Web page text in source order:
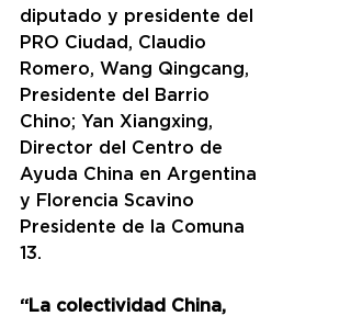
diputado y presidente del
PRO Ciudad, Claudio
Romero, Wang Qingcang,
Presidente del Barrio
Chino; Yan Xiangxing,
Director del Centro de
Ayuda China en Argentina
y Florencia Scavino
Presidente de la Comuna
13.
“La colectividad China,